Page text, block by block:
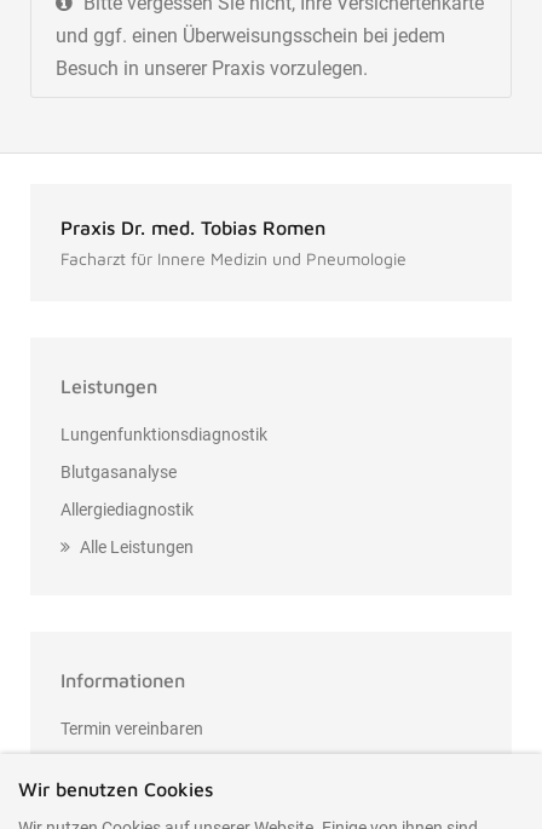
und ggf. einen Überweisungsschein bei jedem
Besuch in unserer Praxis vorzulegen.
Praxis Dr. med. Tobias Romen
Facharzt für Innere Medizin und Pneumologie
Leistungen
Lungenfunktionsdiagnostik
Blutgasanalyse
Allergiediagnostik
Alle Leistungen
Informationen
Termin vereinbaren
Datenschutzerklärung
Wir benutzen Cookies